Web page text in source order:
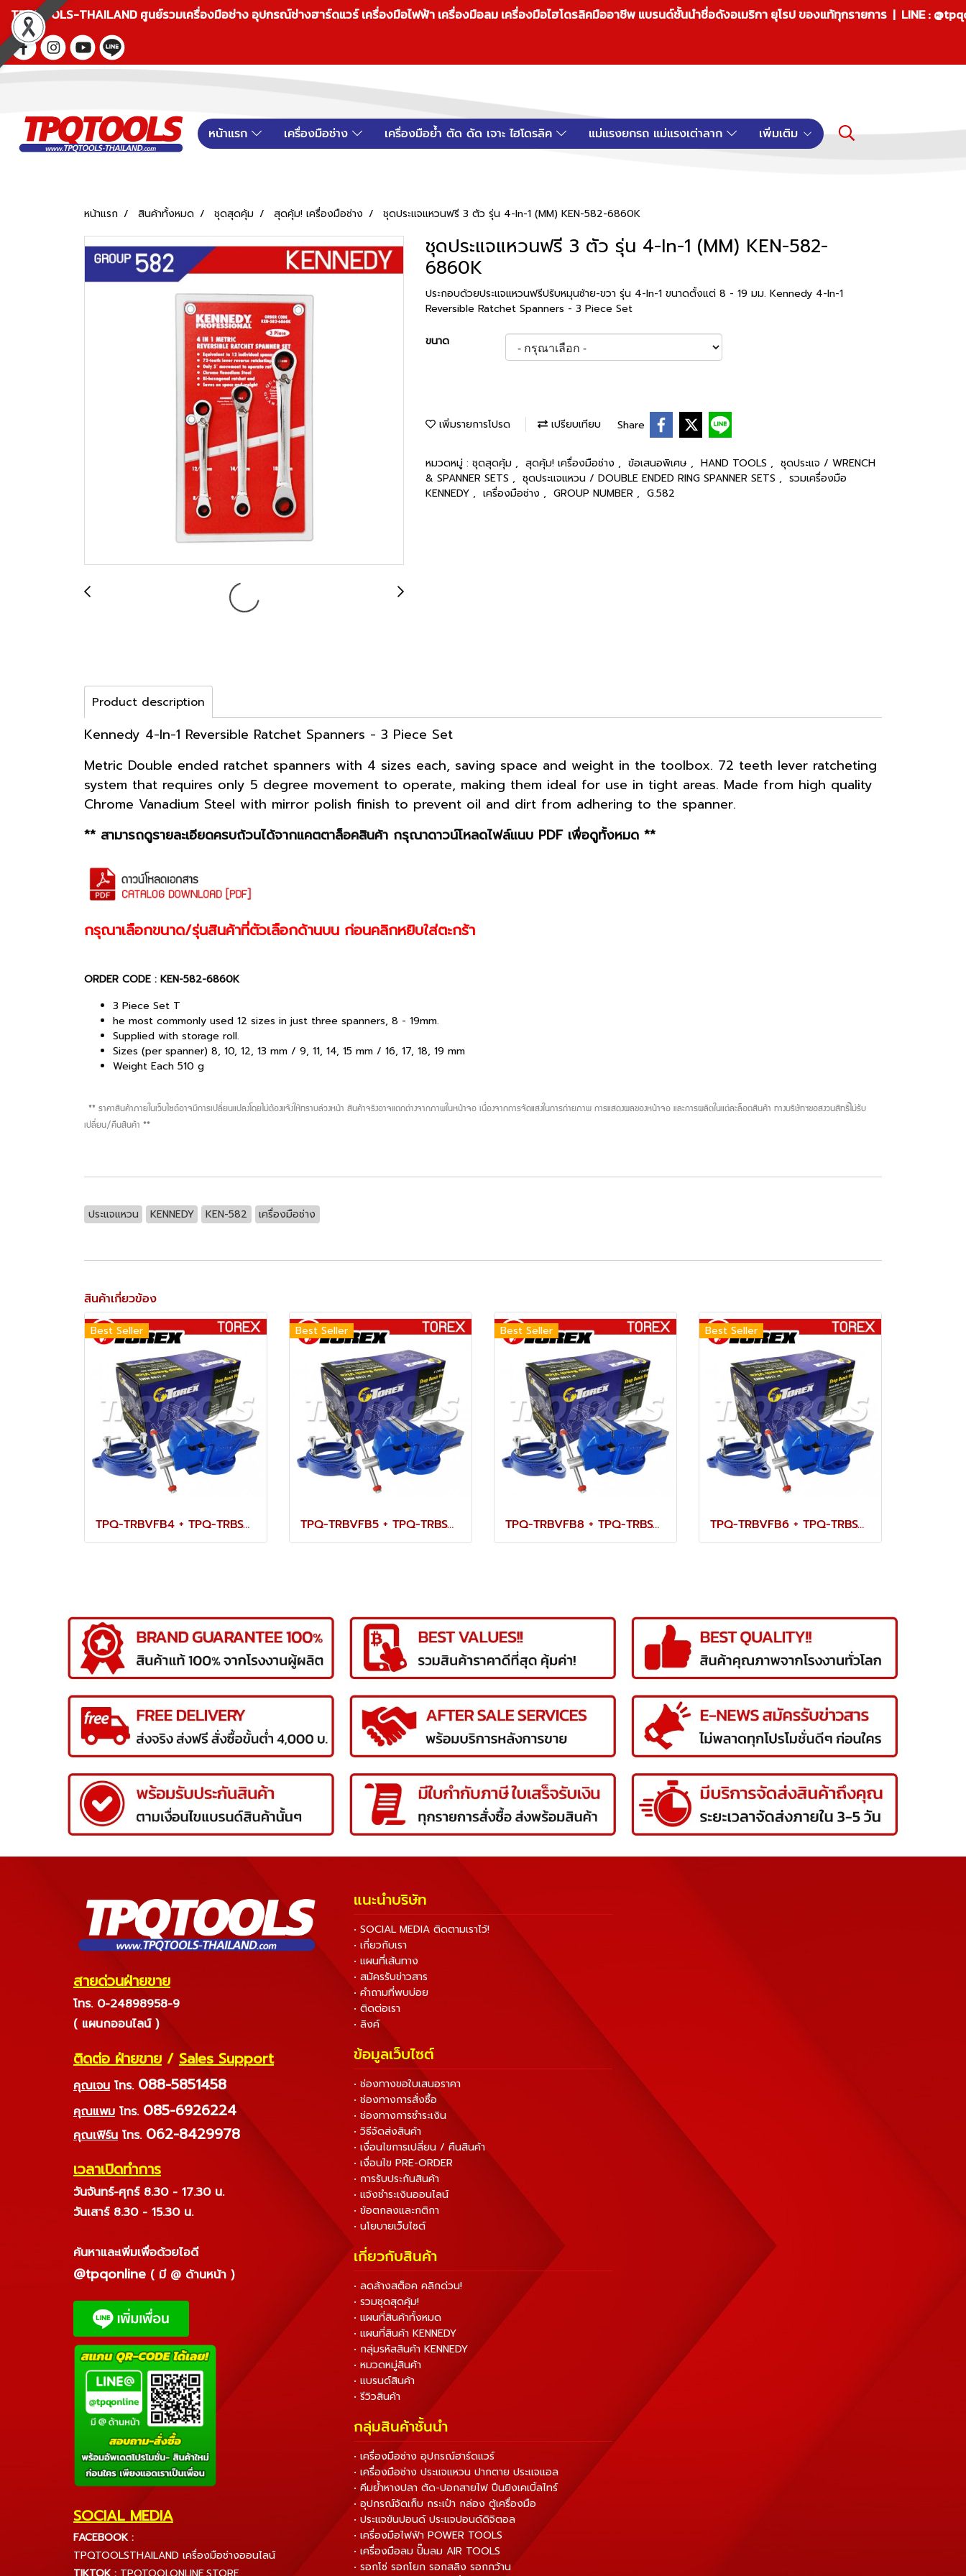
TPQTOOLS-THAILAND ศูนย์รวมเครื่องมือช่าง อุปกรณ์ช่างฮาร์ดแวร์ เครื่องมือไฟฟ้า เครื่องมือลม เครื่องมือไฮโดรลิคมืออาชีพ แบรนด์ชั้นนำชื่อดังอเมริกา ยุโรป ของแท้ทุกรายการ | LINE :
หน้าแรก เครื่องมือช่าง เครื่องมือย้ำ ตัด ดัด เจาะ ไฮโดรลิค แม่แรงยกรถ แม่แรงเต่าลาก เพิ่มเติม
หน้าแรก สินค้าทั้งหมด ชุดสุดคุ้ม สุดคุ้ม! เครื่องมือช่าง ชุดประแจแหวนฟรี 3 ตัว รุ่น 4-In-1 (MM) KEN-582-6860K
ชุดประแจแหวนฟรี 3 ตัว รุ่น 4-In-1 (MM) KEN-582-
6860K
ประกอบด้วยประแจแหวนฟรีปรับหมุนซ้าย-ขวา รุ่น 4-In-1 ขนาดตั้งแต่ 8 - 19 มม. Kennedy 4-In-1
Reversible Ratchet Spanners - 3 Piece Set
ขนาด
เพิ่มรายการโปรด เปรียบเทียบ Share
หมวดหมู่ : ชุดสุดคุ้ม , สุดคุ้ม! เครื่องมือช่าง , ข้อเสนอพิเศษ , HAND TOOLS , ชุดประแจ / WRENCH
& SPANNER SETS , ชุดประแจแหวน / DOUBLE ENDED RING SPANNER SETS , รวมเครื่องมือ
KENNEDY , เครื่องมือช่าง , GROUP NUMBER , G.582
Product description
Kennedy 4-In-1 Reversible Ratchet Spanners - 3 Piece Set
Metric Double ended ratchet spanners with 4 sizes each, saving space and weight in the toolbox. 72 teeth lever ratcheting
system that requires only 5 degree movement to operate, making them ideal for use in tight areas. Made from high quality
Chrome Vanadium Steel with mirror polish finish to prevent oil and dirt from adhering to the spanner.
** สามารถดูรายละเอียดครบถ้วนได้จากแคตตาล็อคสินค้า กรุณาดาวน์โหลดไฟล์แนบ PDF เพื่อดูทั้งหมด **
กรุณาเลือกขนาด/รุ่นสินค้าที่ตัวเลือกด้านบน ก่อนคลิกหยิบใส่ตะกร้า
ORDER CODE : KEN-582-6860K
3 Piece Set T
he most commonly used 12 sizes in just three spanners, 8 - 19mm.
Supplied with storage roll.
Sizes (per spanner) 8, 10, 12, 13 mm / 9, 11, 14, 15 mm / 16, 17, 18, 19 mm
Weight Each 510 g
** ราคาสินค้าภายในเว็บไซต์อาจมีการเปลี่ยนแปลงโดยไม่ต้องแจ้งให้ทราบล่วงหน้า สินค้าจริงอาจแตกต่างจากภาพในหน้าจอ เนื่องจากการจัดแสงในการถ่ายภาพ การแสดงผลของหน้าจอ และการผลิตในแต่ละล็อตสินค้า ทางบริษัทฯขอสงวนสิทธิ์ไม่รับ
เปลี่ยน/คืนสินค้า **
ประแจแหวน KENNEDY KEN-582 เครื่องมือช่าง
สินค้าเกี่ยวข้อง
Best Seller
TPQ-TRBVFB4 + TPQ-TRBSWV4 ชุดปากกาจับชิ้นงาน 100 มม. (4") พร้อมฐานหมุน
Best Seller
TPQ-TRBVFB5 + TPQ-TRBSWV5 ชุดปากกาจับชิ้นงาน 125 มม. (5") พร้อมฐานหมุน
Best Seller
TPQ-TRBVFB8 + TPQ-TRBSWV8 ชุดปากกาจับชิ้นงาน 200 มม. (8") พร้อมฐานหมุน
Best Seller
TPQ-TRBVFB6 + TPQ-TRBSWV6 ชุดปากกาจับชิ้นงาน 150 มม. (6") พร้อมฐานหมุน
สายด่วนฝ่ายขาย
โทร. 0-24898958-9
( แผนกออนไลน์ )
ติดต่อ ฝ่ายขาย / Sales Support
คุณเจน โทร. 088-5851458
คุณแพม โทร. 085-6926224
คุณเฟิร์น โทร. 062-8429978
เวลาเปิดทำการ
วันจันทร์-ศุกร์ 8.30 - 17.30 น.
วันเสาร์ 8.30 - 15.30 น.
ค้นหาและเพิ่มเพื่อด้วยไอดี
@tpqonline ( มี @ ด้านหน้า )
SOCIAL MEDIA
FACEBOOK :
TPQTOOLSTHAILAND เครื่องมือช่างออนไลน์
แนะนำบริษัท
• SOCIAL MEDIA ติดตามเราไว้!
• เกี่ยวกับเรา
• แผนที่เส้นทาง
• สมัครรับข่าวสาร
• คำถามที่พบบ่อย
• ติดต่อเรา
• ลิงค์
ข้อมูลเว็บไซต์
• ช่องทางขอใบเสนอราคา
• ช่องทางการสั่งซื้อ
• ช่องทางการชำระเงิน
• วิธีจัดส่งสินค้า
• เงื่อนไขการเปลี่ยน / คืนสินค้า
• เงื่อนไข PRE-ORDER
• การรับประกันสินค้า
• แจ้งชำระเงินออนไลน์
• ข้อตกลงและกติกา
• นโยบายเว็บไซต์
เกี่ยวกับสินค้า
• ลดล้างสต็อค คลิกด่วน!
• รวมชุดสุดคุ้ม!
• แผนที่สินค้าทั้งหมด
• แผนที่สินค้า KENNEDY
• กลุ่มรหัสสินค้า KENNEDY
• หมวดหมู่สินค้า
• แบรนด์สินค้า
• รีวิวสินค้า
กลุ่มสินค้าชั้นนำ
• เครื่องมือช่าง อุปกรณ์ฮาร์ดแวร์
• เครื่องมือช่าง ประแจแหวน ปากตาย ประแจแอล
• คีมย้ำหางปลา ตัด-ปอกสายไฟ ปืนยิงเคเบิ้ลไทร์
• อุปกรณ์จัดเก็บ กระเป๋า กล่อง ตู้เครื่องมือ
• ประแจขันปอนด์ ประแจปอนด์ดิจิตอล
• เครื่องมือไฟฟ้า POWER TOOLS
• เครื่องมือลม ปั๊มลม AIR TOOLS
• รอกโซ่ รอกโยก รอกสลิง รอกกว้าน